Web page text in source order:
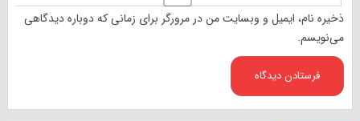
ذخیره نام، ایمیل و وبسایت من در مرورگر برای زمانی که دوباره دیدگاهی
می‌نویسم.